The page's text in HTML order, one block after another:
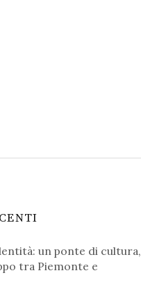
un ponte di cultura,
tra Piemonte e